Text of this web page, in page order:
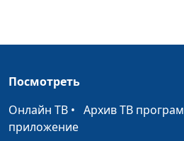
Правила покупки
продуктов
Посмотреть
Онлайн ТВ • Архив ТВ
приложение